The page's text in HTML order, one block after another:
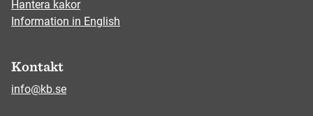
Hantera kakor
Information in English
Kontakt
info@kb.se